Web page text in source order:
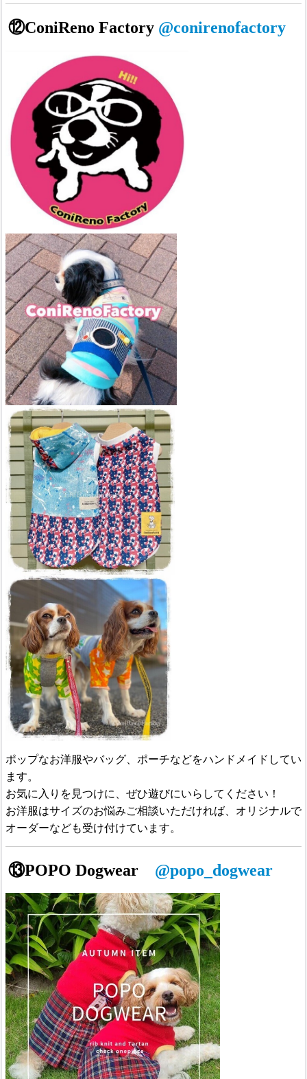
⑫ConiReno Factory @conirenofactory
ポップなお洋服やバッグ、ポーチなどをハンドメイドしてい
ます。
お気に入りを見つけに、ぜひ遊びにいらしてください！
お洋服はサイズのお悩みご相談いただければ、オリジナルで
オーダーなども受け付けています。
⑬POPO Dogwear @popo_dogwear